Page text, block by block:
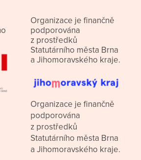
Organizace je finančně
podporována
z prostředků
Statutárního města Brna
a Jihomoravského kraje.
Organizace je finančně
podporována
z prostředků
Statutárního města Brna
a Jihomoravského kraje.